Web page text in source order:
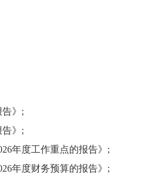
》;
》;
6年度工作重点的报告》;
6年度财务预算的报告》;